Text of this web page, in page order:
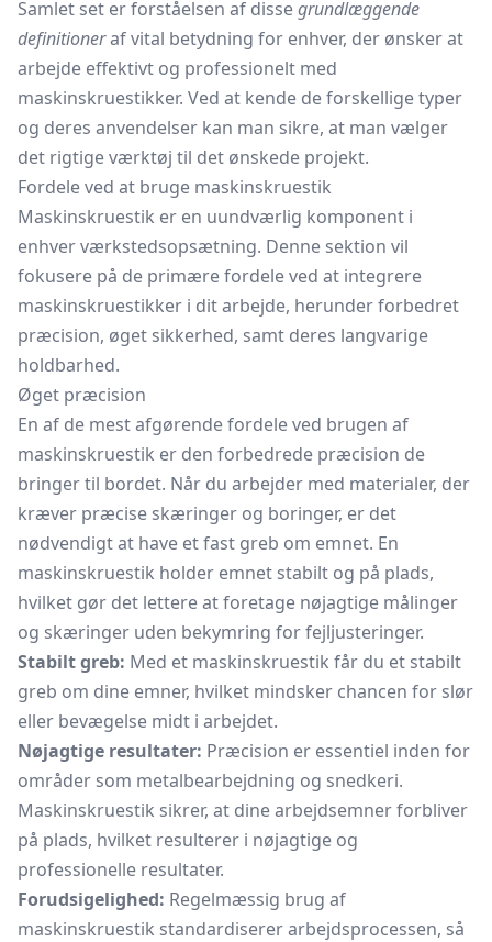
Samlet set er forståelsen af dissegrundlæggende
definitioneraf vital betydning for enhver, der ønsker at
arbejde effektivt og professionelt med
maskinskruestikker. Ved at kende de forskellige typer
og deres anvendelser kan man sikre, at man vælger
det rigtige værktøj til det ønskede projekt.
Fordele ved at bruge maskinskruestik
Maskinskruestik er en uundværlig komponent i
enhver værkstedsopsætning. Denne sektion vil
fokusere på de primære fordele ved at integrere
maskinskruestikker i dit arbejde, herunder forbedret
præcision, øget sikkerhed, samt deres langvarige
holdbarhed.
Øget præcision
En af de mest afgørende fordele ved brugen af
maskinskruestik er den forbedrede præcision de
bringer til bordet. Når du arbejder med materialer, der
kræver præcise skæringer og boringer, er det
nødvendigt at have et fast greb om emnet. En
maskinskruestik holder emnet stabilt og på plads,
hvilket gør det lettere at foretage nøjagtige målinger
og skæringer uden bekymring for fejljusteringer.
Stabilt greb: Med et maskinskruestik får du et stabilt
greb om dine emner, hvilket mindsker chancen for slør
eller bevægelse midt i arbejdet.
Nøjagtige resultater: Præcision er essentiel inden for
områder som metalbearbejdning og snedkeri.
Maskinskruestik sikrer, at dine arbejdsemner forbliver
på plads, hvilket resulterer i nøjagtige og
professionelle resultater.
Forudsigelighed: Regelmæssig brug af
maskinskruestik standardiserer arbejdsprocessen, så